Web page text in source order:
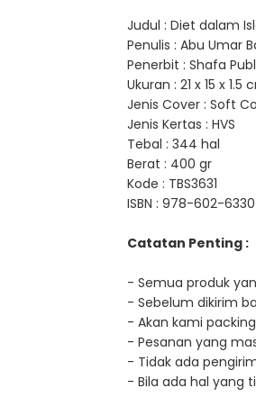
Judul : Diet dalam
Penulis : Abu Umar
Penerbit : Shafa
Ukuran : 21 x 15 x 1.5
Jenis Cover : Soft
Jenis Kertas : HVS
Tebal : 344 hal
Berat : 400 gr
Kode : TBS3631
ISBN : 978-602-
Catatan Penting :
- Semua produk
- Sebelum dikirim
- Akan kami
- Pesanan yang
- Tidak ada
- Bila ada hal yang